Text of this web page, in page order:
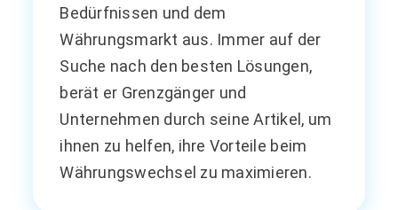
Bedürfnissen und dem
Währungsmarkt aus. Immer auf der
Suche nach den besten Lösungen,
berät er Grenzgänger und
Unternehmen durch seine Artikel, um
ihnen zu helfen, ihre Vorteile beim
Währungswechsel zu maximieren.